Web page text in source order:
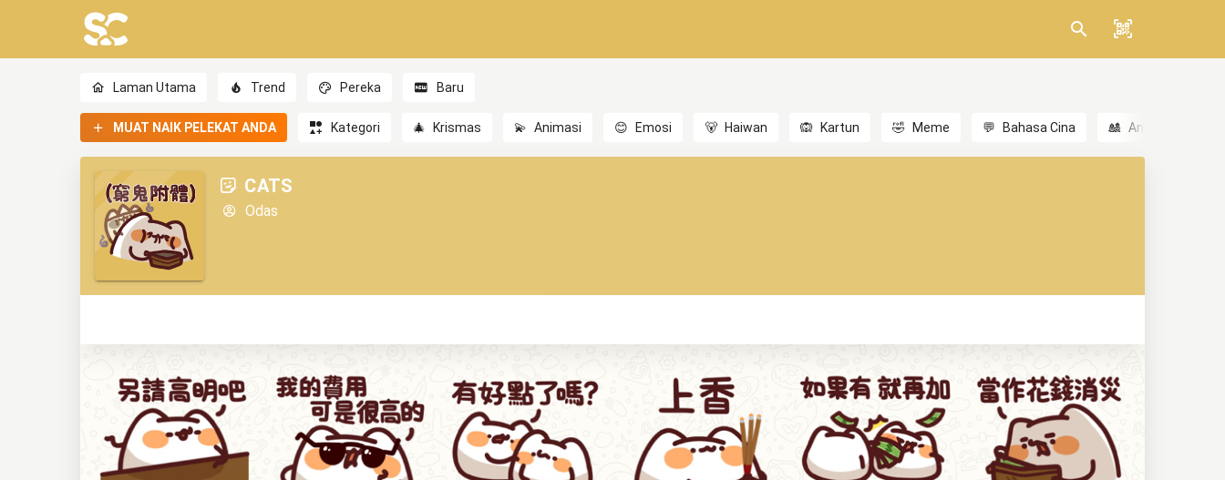
Laman Utama Trend Pereka Baru
MUAT NAIK PELEKAT ANDA Kategori 🎄 Krismas 💫 Animasi 😊 Emosi 🐻 Haiwan 🙉 Kartun 🤣 Meme 💬 Bahasa Cina 🎎 Anime
CATS
Odas